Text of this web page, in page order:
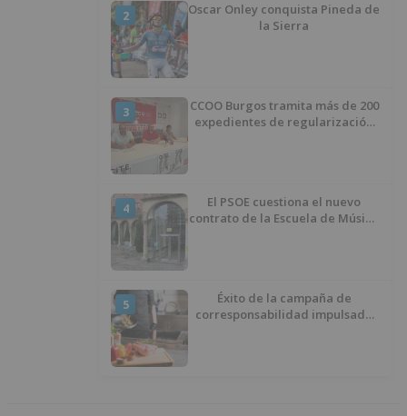
2
Oscar Onley conquista Pineda de
la Sierra
3
CCOO Burgos tramita más de 200
expedientes de regularización
4
El PSOE cuestiona el nuevo
contrato de la Escuela de Música
5
Éxito de la campaña de
corresponsabilidad impulsada